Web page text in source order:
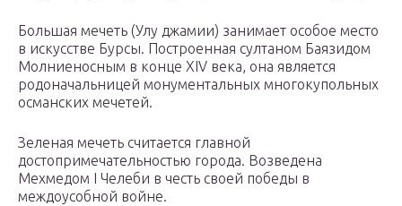
Большая мечеть (Улу джамии) занимает особое место
в искусстве Бурсы. Построенная султаном Баязидом
Молниеносным в конце XIV века, она является
родоначальницей монументальных многокупольных
османских мечетей.
Зеленая мечеть считается главной
достопримечательностью города. Возведена
Мехмедом I Челеби в честь своей победы в
междоусобной войне.